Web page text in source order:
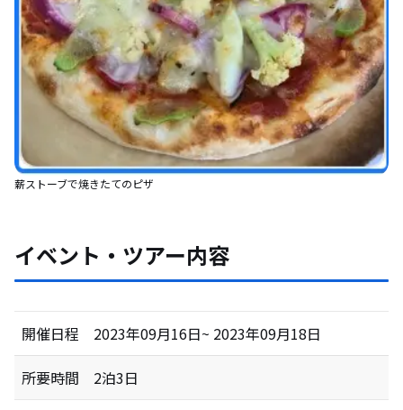
薪ストーブで焼きたてのピザ
イベント・ツアー内容
開催日程 2023年09月16日~ 2023年09月18日
所要時間 2泊3日